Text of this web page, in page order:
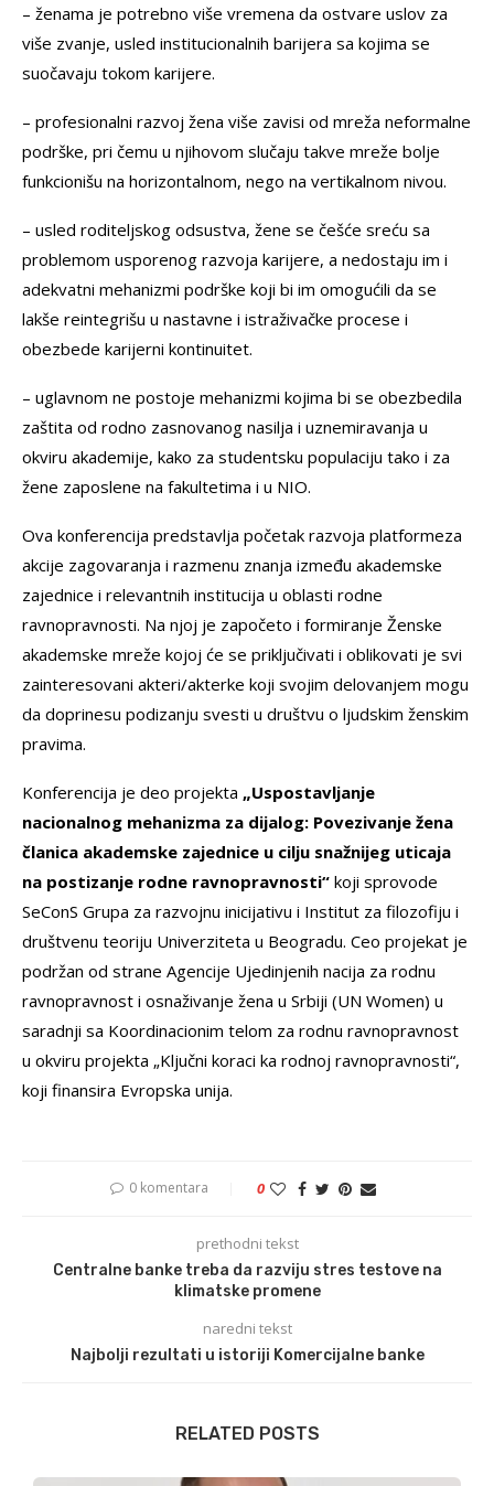
– ženama je potrebno više vremena da ostvare uslov za
više zvanje, usled institucionalnih barijera sa kojima se
suočavaju tokom karijere.
– profesionalni razvoj žena više zavisi od mreža neformalne
podrške, pri čemu u njihovom slučaju takve mreže bolje
funkcionišu na horizontalnom, nego na vertikalnom nivou.
– usled roditeljskog odsustva, žene se češće sreću sa
problemom usporenog razvoja karijere, a nedostaju im i
adekvatni mehanizmi podrške koji bi im omogućili da se
lakše reintegrišu u nastavne i istraživačke procese i
obezbede karijerni kontinuitet.
– uglavnom ne postoje mehanizmi kojima bi se obezbedila
zaštita od rodno zasnovanog nasilja i uznemiravanja u
okviru akademije, kako za studentsku populaciju tako i za
žene zaposlene na fakultetima i u NIO.
Ova konferencija predstavlja početak razvoja platformeza
akcije zagovaranja i razmenu znanja između akademske
zajednice i relevantnih institucija u oblasti rodne
ravnopravnosti. Na njoj je započeto i formiranje Ženske
akademske mreže kojoj će se priključivati i oblikovati je svi
zainteresovani akteri/akterke koji svojim delovanjem mogu
da doprinesu podizanju svesti u društvu o ljudskim ženskim
pravima.
Konferencija je deo projekta „Uspostavljanje
nacionalnog mehanizma za dijalog: Povezivanje žena
članica akademske zajednice u cilju snažnijeg uticaja
na postizanje rodne ravnopravnosti“ koji sprovode
SeConS Grupa za razvojnu inicijativu i Institut za filozofiju i
društvenu teoriju Univerziteta u Beogradu. Ceo projekat je
podržan od strane Agencije Ujedinjenih nacija za rodnu
ravnopravnost i osnaživanje žena u Srbiji (UN Women) u
saradnji sa Koordinacionim telom za rodnu ravnopravnost
u okviru projekta „Ključni koraci ka rodnoj ravnopravnosti“,
koji finansira Evropska unija.
0 komentara 0
prethodni tekst
Centralne banke treba da razviju stres testove na
klimatske promene
naredni tekst
Najbolji rezultati u istoriji Komercijalne banke
RELATED POSTS